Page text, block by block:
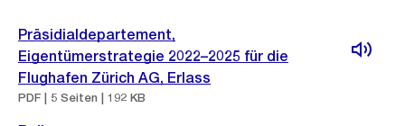
Präsidialdepartement,
Eigentümerstrategie 2022–2025 für die
Flughafen Zürich AG, Erlass
PDF | 5 Seiten | 192 KB